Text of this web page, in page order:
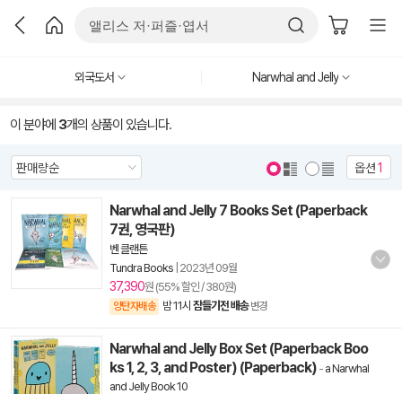
외국도서 Narwhal and Jelly
이 분야에 3개의 상품이 있습니다.
옵션1
Narwhal and Jelly 7 Books Set (Paperback
7권, 영국판)
벤 클랜튼
Tundra Books 2023년 09월
37,390원 (55% 할인 / 380원)
양탄자배송 밤 11시 잠들기전 배송 변경
Narwhal and Jelly Box Set (Paperback Boo
ks 1, 2, 3, and Poster) (Paperback) - a Narwhal
and Jelly Book 10